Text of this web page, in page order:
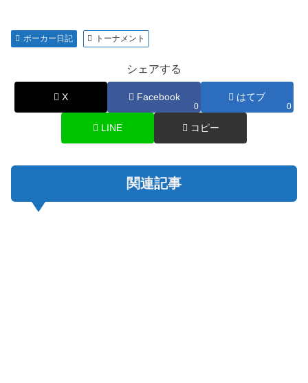
ポーカー日記 トーナメント
シェアする
X Facebook
0
はてブ
0
LINE コピー
関連記事